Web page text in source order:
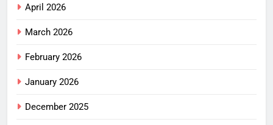
April 2026
March 2026
February 2026
January 2026
December 2025